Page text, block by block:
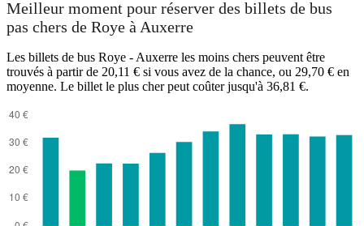
Meilleur moment pour réserver des billets de bus
pas chers de Roye à Auxerre
Les billets de bus Roye - Auxerre les moins chers peuvent être
trouvés à partir de 20,11 € si vous avez de la chance, ou 29,70 € en
moyenne. Le billet le plus cher peut coûter jusqu'à 36,81 €.